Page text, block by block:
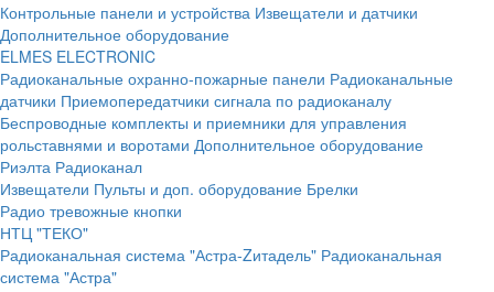
Контрольные панели и устройства Извещатели и датчики
Дополнительное оборудование
ELMES ELECTRONIC
Радиоканальные охранно-пожарные панели Радиоканальные
датчики Приемопередатчики сигнала по радиоканалу
Беспроводные комплекты и приемники для управления
рольставнями и воротами Дополнительное оборудование
Риэлта Радиоканал
Извещатели Пульты и доп. оборудование Брелки
Радио тревожные кнопки
НТЦ "ТЕКО"
Радиоканальная система "Астра-Zитадель" Радиоканальная
система "Астра"